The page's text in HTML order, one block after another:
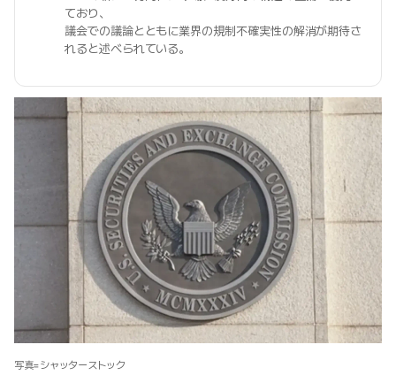
ており、
議会での議論とともに業界の規制不確実性の解消が期待さ
れると述べられている。
写真=シャッターストック